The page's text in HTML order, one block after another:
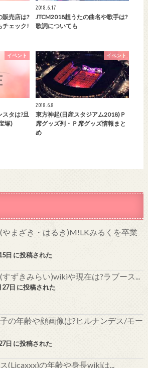
販売店は?
チェック!
2018.6.17
JTCM2018想うたの曲名や歌手は?
歌詞についても
イベント
タは?旦
塚)
イベント
2018.6.8
東方神起(日産スタジアム2018)Ｐ
席グッズ列・Ｐ席グッズ情報まと
め
やまざき・はるき)M!LKみるくを卒業
日 に投稿された
ずきみらい)wikiや現在は?ラブース...
27日 に投稿された
の年齢や顔画像は?ヒルナンデス/モー
日 に投稿された
(Licaxxx)の年齢や身長wikiは...